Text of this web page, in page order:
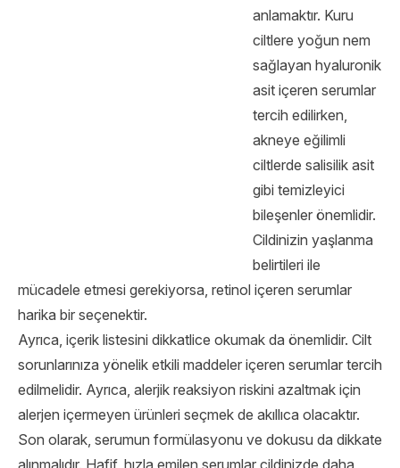
anlamaktır. Kuru
ciltlere yoğun nem
sağlayan hyaluronik
asit içeren serumlar
tercih edilirken,
akneye eğilimli
ciltlerde salisilik asit
gibi temizleyici
bileşenler önemlidir.
Cildinizin yaşlanma
belirtileri ile
mücadele etmesi gerekiyorsa, retinol içeren serumlar
harika bir seçenektir.
Ayrıca, içerik listesini dikkatlice okumak da önemlidir. Cilt
sorunlarınıza yönelik etkili maddeler içeren serumlar tercih
edilmelidir. Ayrıca, alerjik reaksiyon riskini azaltmak için
alerjen içermeyen ürünleri seçmek de akıllıca olacaktır.
Son olarak, serumun formülasyonu ve dokusu da dikkate
alınmalıdır. Hafif, hızla emilen serumlar cildinizde daha